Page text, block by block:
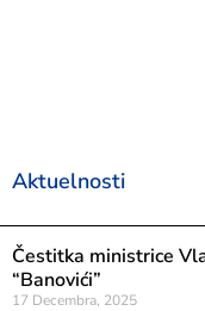
Aktuelnosti
Čestitka ministrice
“Banovići”
17 Decembra, 2025